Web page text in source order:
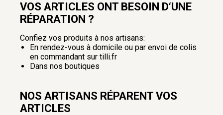
VOS ARTICLES ONT BESOIN D‘UNE
RÉPARATION ?
Confiez vos produits à nos artisans:
En rendez-vous à domicile ou par envoi de colis
en commandant sur tilli.fr
Dans nos boutiques
NOS ARTISANS RÉPARENT VOS
ARTICLES